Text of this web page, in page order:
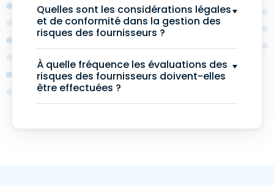
Quelles sont les considérations légales
et de conformité dans la gestion des
risques des fournisseurs ?
À quelle fréquence les évaluations des
risques des fournisseurs doivent-elles
être effectuées ?